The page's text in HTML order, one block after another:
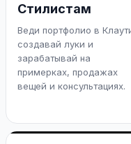
Стилистам
Веди портфолио в
создавай луки и
зарабатывай на
примерках, продажах
вещей и консультациях.